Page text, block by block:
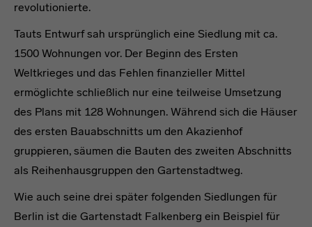
revolutionierte.
Tauts Entwurf sah ursprünglich eine Siedlung mit ca.
1500 Wohnungen vor. Der Beginn des Ersten
Weltkrieges und das Fehlen finanzieller Mittel
ermöglichte schließlich nur eine teilweise Umsetzung
des Plans mit 128 Wohnungen. Während sich die Häuser
des ersten Bauabschnitts um den Akazienhof
gruppieren, säumen die Bauten des zweiten Abschnitts
als Reihenhausgruppen den Gartenstadtweg.
Wie auch seine drei später folgenden Siedlungen für
Berlin ist die Gartenstadt Falkenberg ein Beispiel für